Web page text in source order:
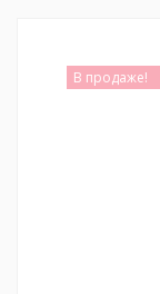
В продаже!